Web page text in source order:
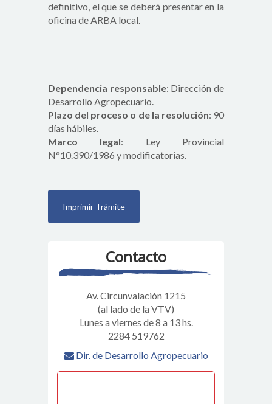
definitivo, el que se deberá presentar en la
oficina de ARBA local.
Dependencia responsable: Dirección de
Desarrollo Agropecuario.
Plazo del proceso o de la resolución: 90
días hábiles.
Marco legal: Ley Provincial
N°10.390/1986 y modificatorias.
Contacto
Av. Circunvalación 1215
(al lado de la VTV)
Lunes a viernes de 8 a 13 hs.
2284 519762
Dir. de Desarrollo Agropecuario